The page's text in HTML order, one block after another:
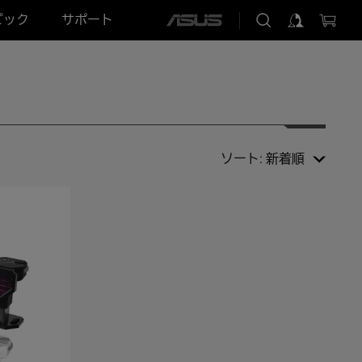
ク サポート
ASUS
ソート: 新着順